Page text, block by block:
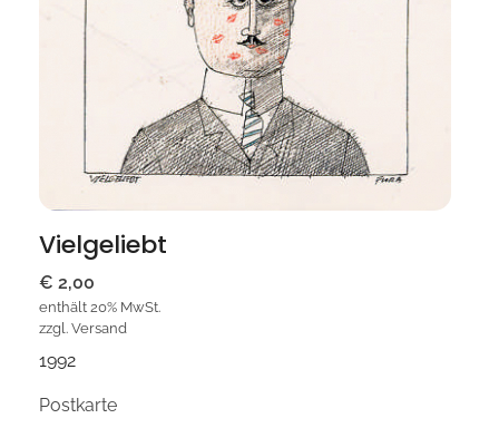
Vielgeliebt
€ 2,00
enthält 20% MwSt.
zzgl. Versand
1992
Postkarte